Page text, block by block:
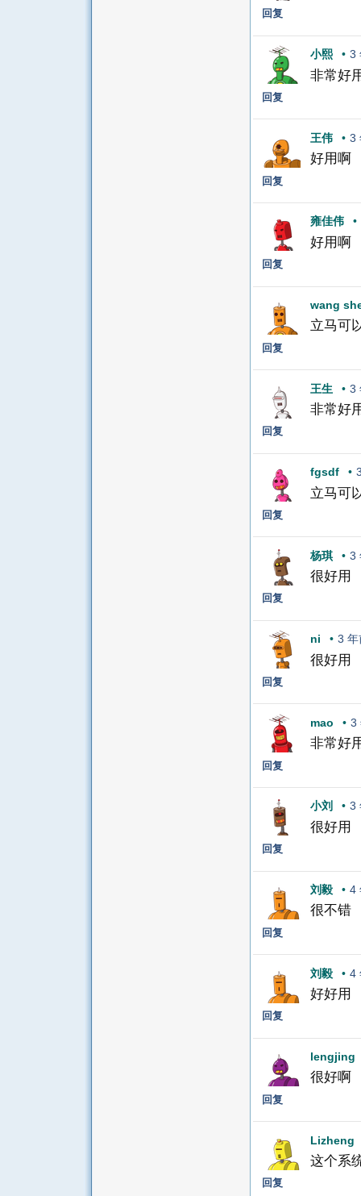
回复
小熙 • 3
非常好
回复
王伟 • 3
好用啊
回复
雍佳伟 •
好用啊
回复
wang
立马可
回复
王生 • 3
非常好
回复
fgsdf •
立马可
回复
杨琪 • 3
很好用
回复
ni • 3 年
很好用
回复
mao • 3
非常好
回复
小刘 • 3
很好用
回复
刘毅 • 4
很不错
回复
刘毅 • 4
好好用
回复
lengjing
很好啊
回复
Lizheng
这个系
回复